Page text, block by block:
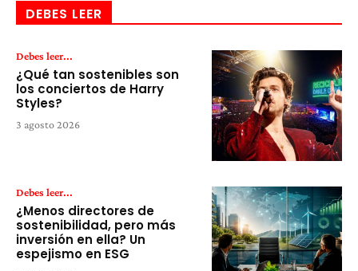
DEBES LEER
Debes leer...
¿Qué tan sostenibles son
los conciertos de Harry
Styles?
3 agosto 2026
Debes leer...
¿Menos directores de
sostenibilidad, pero más
inversión en ella? Un
espejismo en ESG